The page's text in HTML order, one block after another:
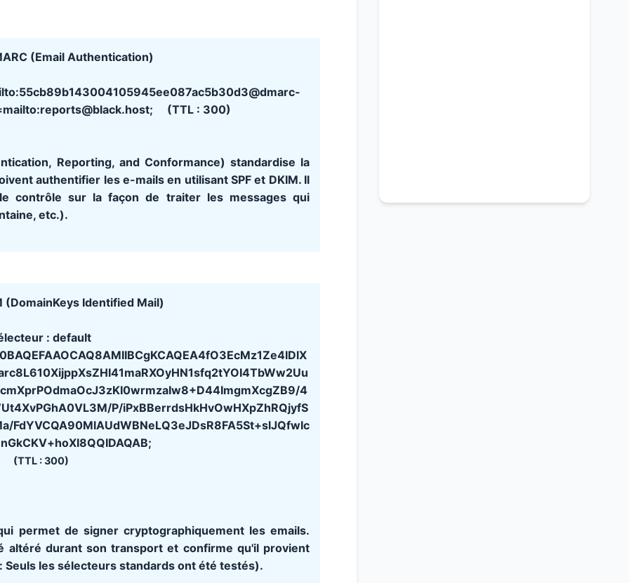
(Email Authentication)
(TTL : 300)
Reporting, and Conformance) standardise la
authentifier les e-mails en utilisant SPF et DKIM. Il
contrôle sur la façon de traiter les messages qui
etc.).
(DomainKeys Identified Mail)
: default
4
P/iPxBBerrdsHkHvOwHXpZhRQjyfS
FdYVCQA90MlAUdWBNeLQ3eJDsR8FA5St+slJQfwIc
(TTL : 300)
permet de signer cryptographiquement les emails.
altéré durant son transport et confirme qu'il provient
les sélecteurs standards ont été testés).